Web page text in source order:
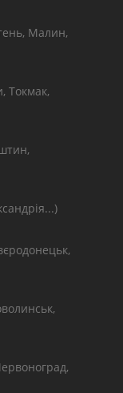
Малин,
Токмак,